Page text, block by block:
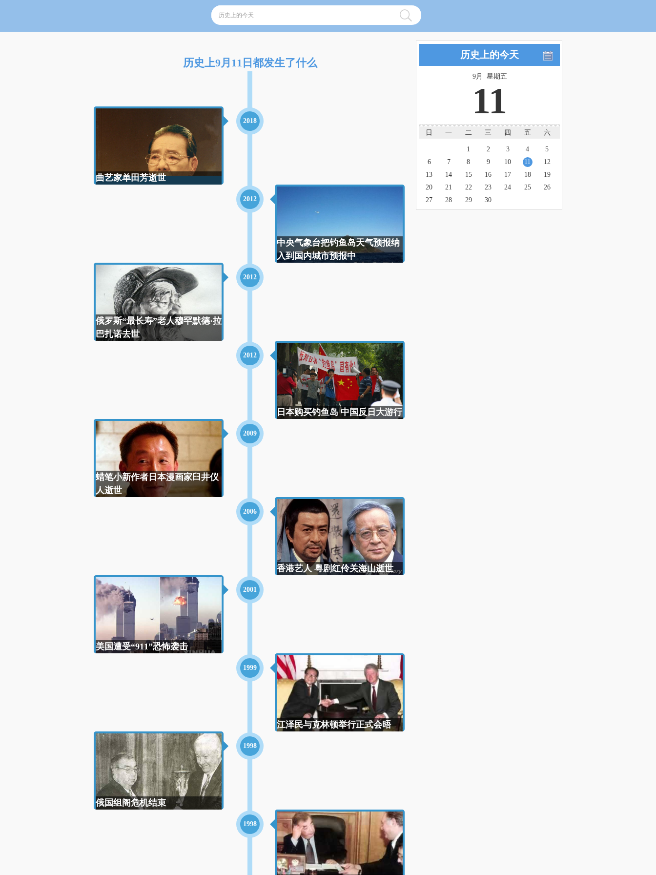
历史上9月11日都发生了什么
2018
曲艺家单田芳逝世
2012
中央气象台把钓鱼岛天气预报纳
入到国内城市预报中
2012
俄罗斯“最长寿”老人穆罕默德·拉
巴扎诺去世
2012
日本购买钓鱼岛 中国反日大游行
2009
蜡笔小新作者日本漫画家臼井仪
人逝世
2006
香港艺人 粤剧红伶关海山逝世
2001
美国遭受“911”恐怖袭击
1999
江泽民与克林顿举行正式会晤
1998
俄国组阁危机结束
1998
历史上的今天
9月 星期五
11
日 一 二 三 四 五 六
1 2 3 4
5
6
7 8 9 10 11
12
13
14 15 16 17 18
19
20
21 22 23 24 25
26
27
28 29 30